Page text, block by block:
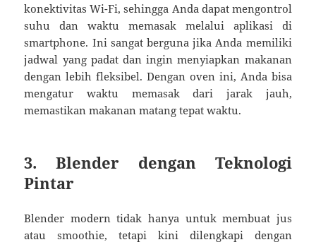
konektivitas Wi-Fi, sehingga Anda dapat mengontrol
suhu dan waktu memasak melalui aplikasi di
smartphone. Ini sangat berguna jika Anda memiliki
jadwal yang padat dan ingin menyiapkan makanan
dengan lebih fleksibel. Dengan oven ini, Anda bisa
mengatur waktu memasak dari jarak jauh,
memastikan makanan matang tepat waktu.
3. Blender dengan Teknologi
Pintar
Blender modern tidak hanya untuk membuat jus
atau smoothie, tetapi kini dilengkapi dengan